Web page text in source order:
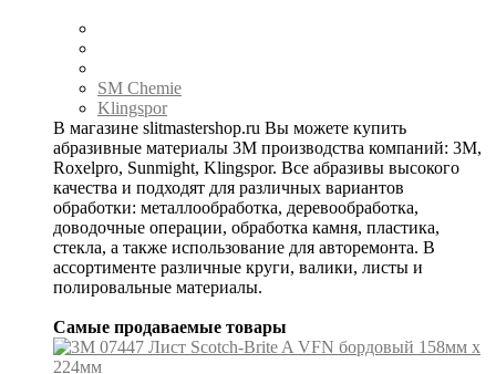
SM Chemie
Klingspor
В магазине slitmastershop.ru Вы можете купить
абразивные материалы 3М производства компаний: 3М,
Roxelpro, Sunmight, Klingspor. Все абразивы высокого
качества и подходят для различных вариантов
обработки: металлообработка, деревообработка,
доводочные операции, обработка камня, пластика,
стекла, а также использование для авторемонта. В
ассортименте различные круги, валики, листы и
полировальные материалы.
Самые продаваемые товары